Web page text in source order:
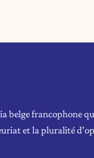
belge francophone
et la pluralité